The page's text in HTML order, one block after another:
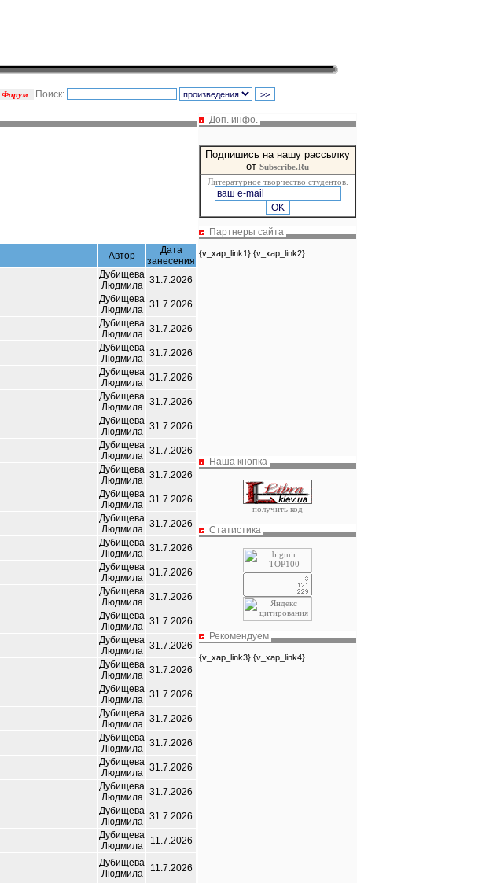
Поиск:
Форум
Автор
Дата
занесения
Дубищева
Людмила
31.7.2026
Дубищева
Людмила
31.7.2026
Дубищева
Людмила
31.7.2026
Дубищева
Людмила
31.7.2026
Дубищева
Людмила
31.7.2026
Дубищева
Людмила
31.7.2026
Дубищева
Людмила
31.7.2026
Дубищева
Людмила
31.7.2026
Дубищева
Людмила
31.7.2026
Дубищева
Людмила
31.7.2026
Дубищева
Людмила
31.7.2026
Дубищева
Людмила
31.7.2026
Дубищева
Людмила
31.7.2026
Дубищева
Людмила
31.7.2026
Дубищева
Людмила
31.7.2026
Дубищева
Людмила
31.7.2026
Дубищева
Людмила
31.7.2026
Дубищева
Людмила
31.7.2026
Дубищева
Людмила
31.7.2026
Дубищева
Людмила
31.7.2026
Дубищева
Людмила
31.7.2026
Дубищева
Людмила
31.7.2026
Дубищева
Людмила
31.7.2026
Дубищева
Людмила
11.7.2026
Дубищева
Людмила
11.7.2026
Доп. инфо.
Подпишись на нашу рассылку
от Subscribe.Ru
Литературное творчество студентов.
Партнеры сайта
{v_xap_link1} {v_xap_link2}
Наша кнопка
получить код
Статистика
Рекомендуем
{v_xap_link3} {v_xap_link4}